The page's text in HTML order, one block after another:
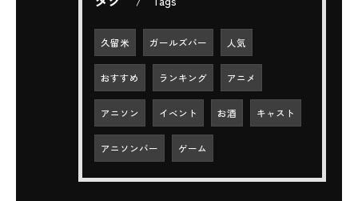
久留米 ガールズバー 人気
おすすめ ランキング アニメ
アニソン イベント お酒 キャスト
アニソンバー ゲーム